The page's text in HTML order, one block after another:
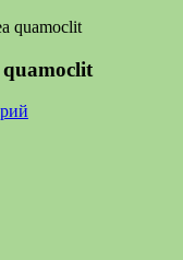
quamoclit